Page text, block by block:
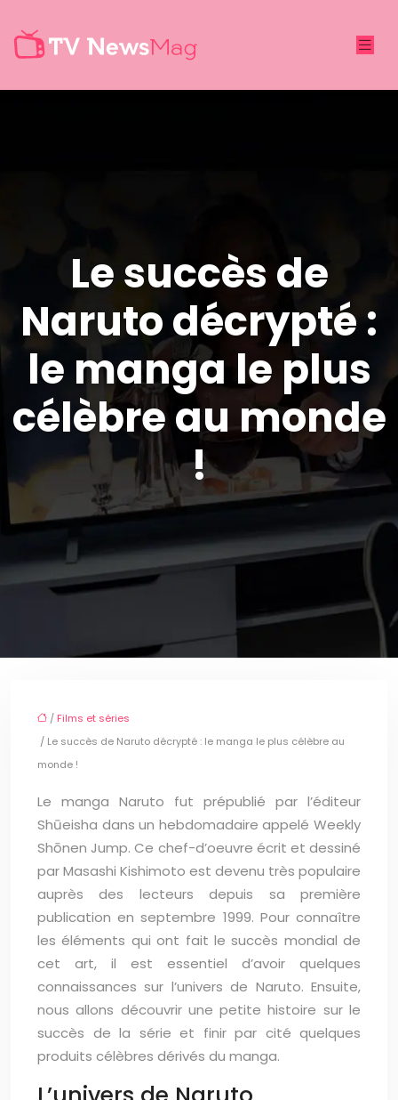
Le succès de
Naruto décrypté :
le manga le plus
célèbre au monde
!
/ Films et séries
/ Le succès de Naruto décrypté : le manga le plus célèbre au
monde !
Le manga Naruto fut prépublié par l’éditeur
Shūeisha dans un hebdomadaire appelé Weekly
Shōnen Jump. Ce chef-d’oeuvre écrit et dessiné
par Masashi Kishimoto est devenu très populaire
auprès des lecteurs depuis sa première
publication en septembre 1999. Pour connaître
les éléments qui ont fait le succès mondial de
cet art, il est essentiel d’avoir quelques
connaissances sur l’univers de Naruto. Ensuite,
nous allons découvrir une petite histoire sur le
succès de la série et finir par cité quelques
produits célèbres dérivés du manga.